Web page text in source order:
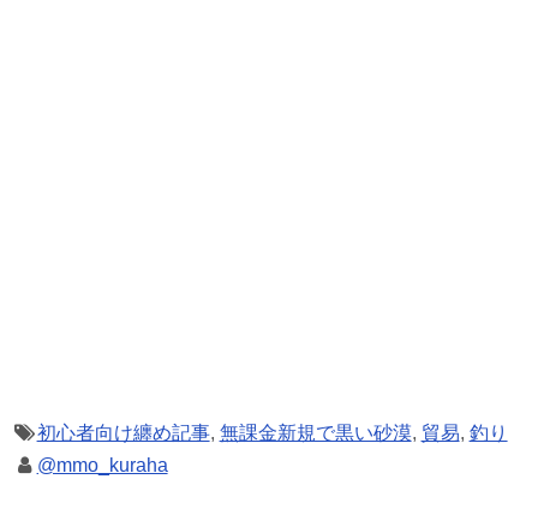
初心者向け纏め記事, 無課金新規で黒い砂漠, 貿易, 釣り
@mmo_kuraha